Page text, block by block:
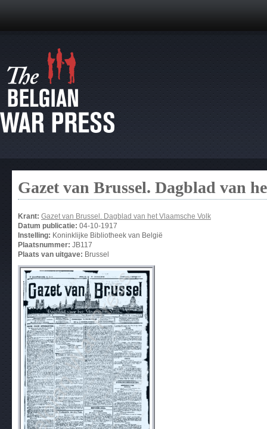
Gazet van Brussel. Dagblad van
Krant: Gazet van Brussel. Dagblad van het Vlaamsche Volk
Datum publicatie: 04-10-1917
Instelling: Koninklijke Bibliotheek van België
Plaatsnummer: JB117
Plaats van uitgave: Brussel